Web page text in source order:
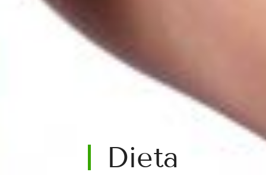
Dieta